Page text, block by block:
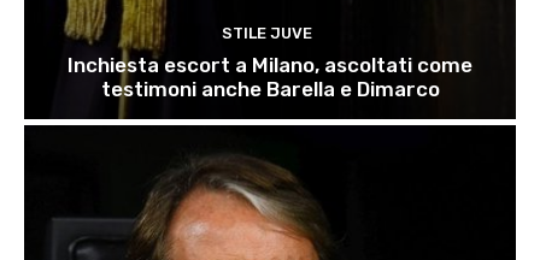
STILE JUVE
Inchiesta escort a Milano, ascoltati come
testimoni anche Barella e Dimarco